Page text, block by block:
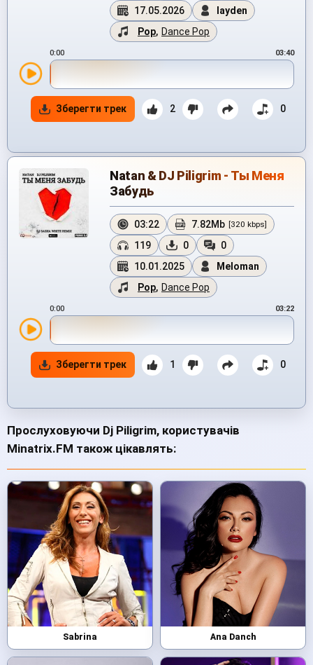
17.05.2026
layden
Pop, Dance Pop
0:00 03:40
Зберегти трек 2 0
Natan & DJ Piligrim - Ты Меня
Забудь
03:22 7.82Mb [320 kbps]
119 0
0
10.01.2025
Meloman
Pop, Dance Pop
0:00 03:22
Зберегти трек 1 0
Прослуховуючи Dj Piligrim, користувачів
Minatrix.FM також цікавлять:
Sabrina Ana Danch